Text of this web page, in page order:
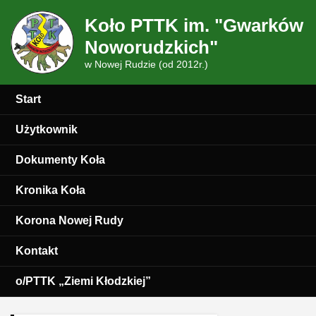
Koło PTTK im. "Gwarków
Noworudzkich"
w Nowej Rudzie (od 2012r.)
Start
Użytkownik
Dokumenty Koła
Kronika Koła
Korona Nowej Rudy
Kontakt
o/PTTK „Ziemi Kłodzkiej”